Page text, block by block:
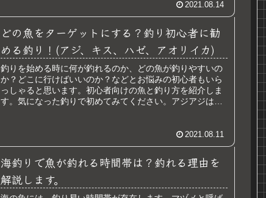
2021.08.14
どの魚をターゲットにする？釣り初心者に勧
める釣り！(アジ、キス、ハゼ、アオリイカ)
釣りを始める時に何が釣れるのか、どの魚が釣りやすいの
か？どこに行けばいいのか？などとお悩みの初心者もいら
っしゃると思います。初心者向けの魚と釣り方を紹介しま
す。気になった釣りで初めてみてください。アジアジは成
2021.08.11
海釣りで魚が釣れる時間帯は？釣れる理由を
解説します。